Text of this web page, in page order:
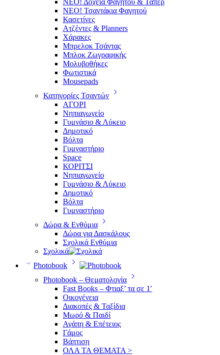
ΝΕΟ! Τσαντάκια Φαγητού
Κασετίνες
Ατζέντες & Planners
Χάρακες
Μπρελοκ Τσάντας
Μπλοκ Ζωγραφικής
Μολυβοθήκες
Φωτιστικά
Mousepads
Κατηγορίες Τσαντών
ΑΓΟΡΙ
Νηπιαγωγείο
Γυμνάσιο & Λύκειο
Δημοτικό
Βόλτα
Γυμναστήριο
Space
ΚΟΡΙΤΣΙ
Νηπιαγωγείο
Γυμνάσιο & Λύκειο
Δημοτικό
Βόλτα
Γυμναστήριο
Δώρα & Ενθύμια
Δώρα για Δασκάλους
Σχολικά Ενθύμια
Σχολικά
Photobook
Photobook – Θεματολογία
Fast Books – Φτιαξ’ τα σε 1′
Οικογένεια
Διακοπές & Ταξίδια
Μωρό & Παιδί
Αγάπη & Επέτειος
Γάμος
Βάπτιση
ΟΛΑ ΤΑ ΘΕΜΑΤΑ >